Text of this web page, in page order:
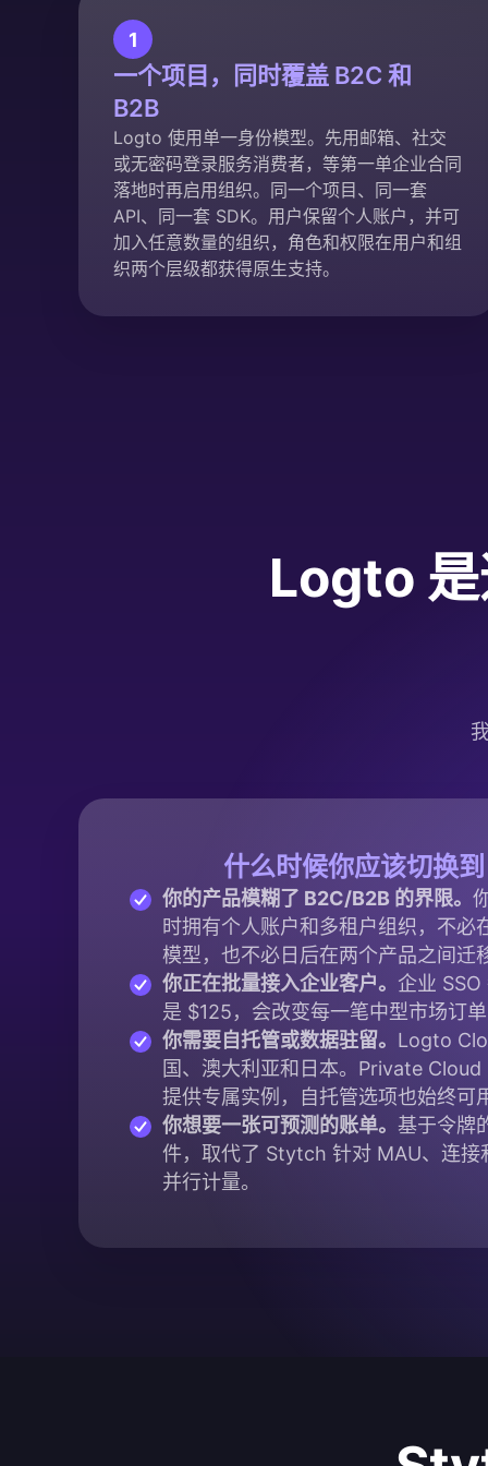
1
一个项目，同时覆盖 B2C 和
B2B
Logto 使用单一身份模型。先用邮箱、社交
或无密码登录服务消费者，等第一单企业合同
落地时再启用组织。同一个项目、同一套
API、同一套 SDK。用户保留个人账户，并可
加入任意数量的组织，角色和权限在用户和组
织两个层级都获得原生支持。
Logto
什么时候你应该切换
你的产品模糊了 B2C/B2B 的界限。
时拥有个人账户和多租户组织，不必
模型，也不必日后在两个产品之间迁
你正在批量接入企业客户。 企业
是 $125，会改变每一笔中型市场订
你需要自托管或数据驻留。 Logto
国、澳大利亚和日本。Private
提供专属实例，自托管选项也始终可
你想要一张可预测的账单。 基于令牌
件，取代了 Stytch 针对 MAU、连接
并行计量。